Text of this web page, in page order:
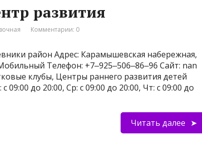
развития
Комментарии: 0
район Адрес: Карамышевская набережная,
Телефон: +7‒925‒506‒86‒96 Сайт: nan
клубы, Центры раннего развития детей
09:00 до 20:00, Ср: с 09:00 до 20:00, Чт: с 09:00 до
Читать далее